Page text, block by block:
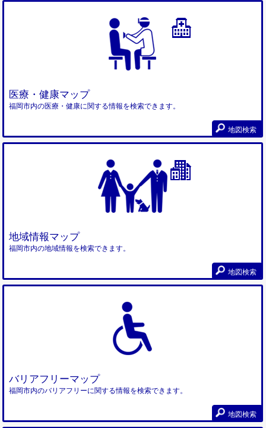
医療・健康マップ
福岡市内の医療・健康に関する情報を検索できます。
地図検索
地域情報マップ
福岡市内の地域情報を検索できます。
地図検索
バリアフリーマップ
福岡市内のバリアフリーに関する情報を検索できます。
地図検索